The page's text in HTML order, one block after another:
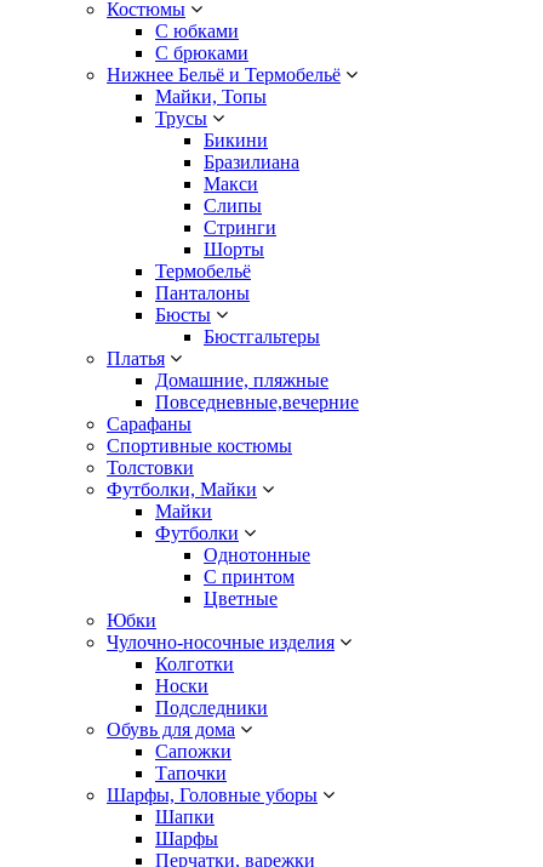
Костюмы
С юбками
С брюками
Нижнее Бельё и Термобельё
Майки, Топы
Трусы
Бикини
Бразилиана
Макси
Слипы
Стринги
Шорты
Термобельё
Панталоны
Бюсты
Бюстгальтеры
Платья
Домашние, пляжные
Повседневные,вечерние
Сарафаны
Спортивные костюмы
Толстовки
Футболки, Майки
Майки
Футболки
Однотонные
С принтом
Цветные
Юбки
Чулочно-носочные изделия
Колготки
Носки
Подследники
Обувь для дома
Сапожки
Тапочки
Шарфы, Головные уборы
Шапки
Шарфы
Перчатки, варежки